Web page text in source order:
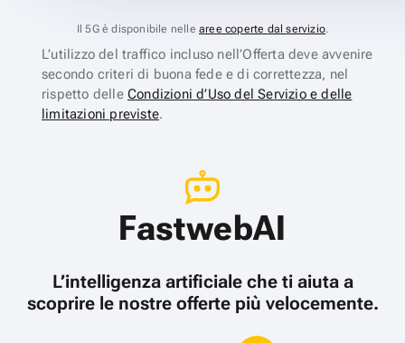
Il 5G è disponibile nelle aree coperte dal servizio.
L’utilizzo del traffico incluso nell’Offerta deve avvenire
secondo criteri di buona fede e di correttezza, nel
rispetto delle Condizioni d’Uso del Servizio e delle
limitazioni previste.
FastwebAI
L’intelligenza artificiale che ti aiuta a
scoprire le nostre offerte più velocemente.